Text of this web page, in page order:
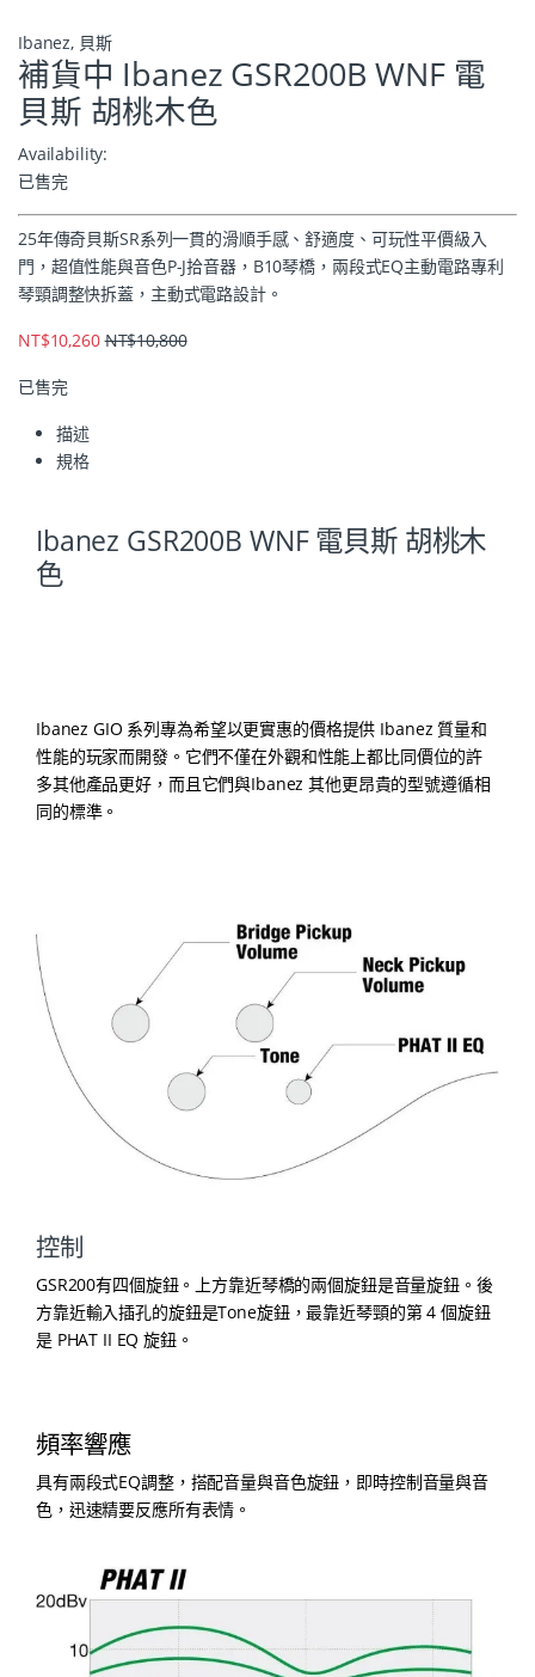
Ibanez, 貝斯
補貨中 Ibanez GSR200B WNF 電
貝斯 胡桃木色
Availability:
已售完
25年傳奇貝斯SR系列一貫的滑順手感、舒適度、可玩性平價級入
門，超值性能與音色P-J拾音器，B10琴橋，兩段式EQ主動電路專利
琴頸調整快拆蓋，主動式電路設計。
NT$10,260 NT$10,800
已售完
描述
規格
Ibanez GSR200B WNF 電貝斯 胡桃木
色
Ibanez GIO 系列專為希望以更實惠的價格提供 Ibanez 質量和
性能的玩家而開發。它們不僅在外觀和性能上都比同價位的許
多其他產品更好，而且它們與Ibanez 其他更昂貴的型號遵循相
同的標準。
控制
GSR200有四個旋鈕。上方靠近琴橋的兩個旋鈕是音量旋鈕。後
方靠近輸入插孔的旋鈕是Tone旋鈕，最靠近琴頸的第 4 個旋鈕
是 PHAT II EQ 旋鈕。
頻率響應
具有兩段式EQ調整，搭配音量與音色旋鈕，即時控制音量與音
色，迅速精要反應所有表情。